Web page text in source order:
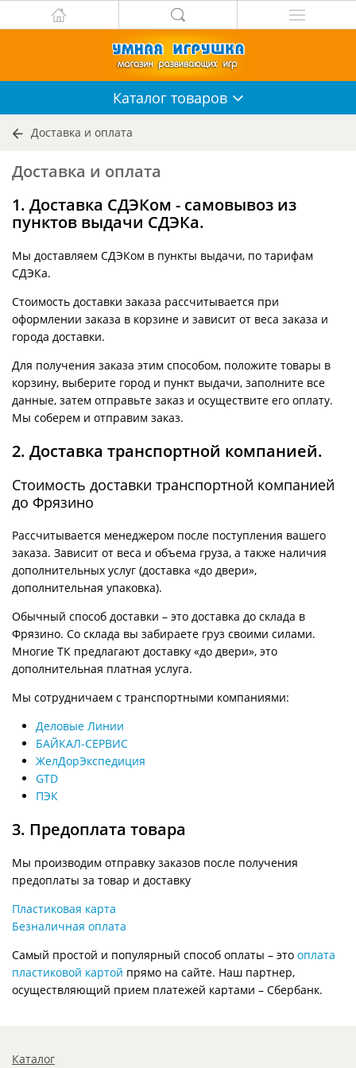
Каталог товаров
Доставка и оплата
Доставка и оплата
1. Доставка СДЭКом - самовывоз из
пунктов выдачи СДЭКа.
Мы доставляем СДЭКом в пункты выдачи, по тарифам
СДЭКа.
Стоимость доставки заказа рассчитывается при
оформлении заказа в корзине и зависит от веса заказа и
города доставки.
Для получения заказа этим способом, положите товары в
корзину, выберите город и пункт выдачи, заполните все
данные, затем отправьте заказ и осуществите его оплату.
Мы соберем и отправим заказ.
2. Доставка транспортной компанией.
Стоимость доставки транспортной компанией
до Фрязино
Рассчитывается менеджером после поступления вашего
заказа. Зависит от веса и объема груза, а также наличия
дополнительных услуг (доставка «до двери»,
дополнительная упаковка).
Обычный способ доставки – это доставка до склада в
Фрязино. Со склада вы забираете груз своими силами.
Многие ТК предлагают доставку «до двери», это
дополнительная платная услуга.
Мы сотрудничаем с транспортными компаниями:
Деловые Линии
БАЙКАЛ-СЕРВИС
ЖелДорЭкспедиция
GTD
ПЭК
3. Предоплата товара
Мы производим отправку заказов после получения
предоплаты за товар и доставку
Пластиковая карта
Безналичная оплата
Самый простой и популярный способ оплаты – это оплата
пластиковой картой прямо на сайте. Наш партнер,
осуществляющий прием платежей картами – Сбербанк.
Каталог